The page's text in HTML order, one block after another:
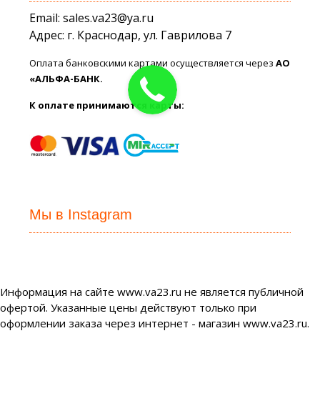
Email: sales.va23@ya.ru
Адрес: г. Краснодар, ул. Гаврилова 7
Оплата банковскими картами осуществляется черезАО
«АЛЬФА-БАНК.
К оплате принимаются карты:
Мы в Instagram
Информация на сайте www.va23.ru не является публичной
офертой. Указанные цены действуют только при
оформлении заказа через интернет - магазин www.va23.ru.